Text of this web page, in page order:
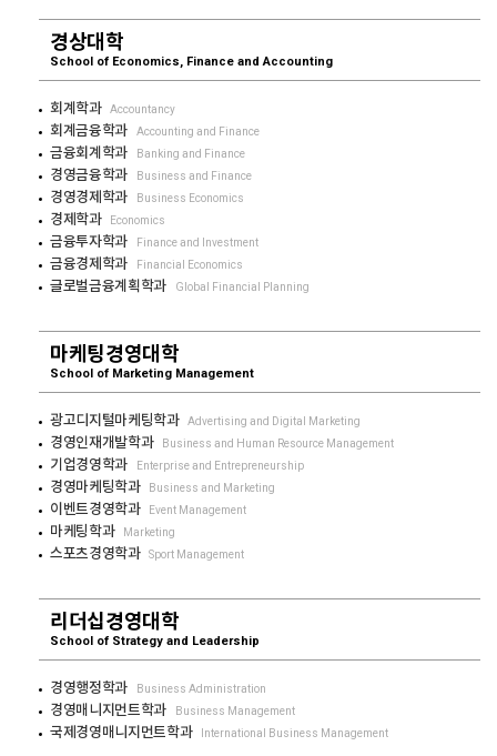
경상대학
School of Economics, Finance and Accounting
회계학과 Accountancy
회계금융학과 Accounting and Finance
금융회계학과 Banking and Finance
경영금융학과 Business and Finance
경영경제학과 Business Economics
경제학과 Economics
금융투자학과 Finance and Investment
금융경제학과 Financial Economics
글로벌금융계획학과 Global Financial Planning
마케팅경영대학
School of Marketing Management
광고디지털마케팅학과 Advertising and Digital Marketing
경영인재개발학과 Business and Human Resource Management
기업경영학과 Enterprise and Entrepreneurship
경영마케팅학과 Business and Marketing
이벤트경영학과 Event Management
마케팅학과 Marketing
스포츠경영학과 Sport Management
리더십경영대학
School of Strategy and Leadership
경영행정학과 Business Administration
경영매니지먼트학과 Business Management
국제경영매니지먼트학과 International Business Management